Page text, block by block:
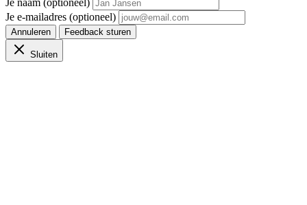
Je e-mailadres (optioneel)
Annuleren Feedback sturen
Sluiten